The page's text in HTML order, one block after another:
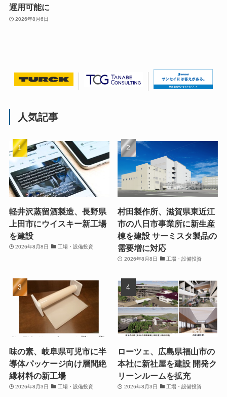
運用可能に
2026年8月6日
人気記事
軽井沢蒸留酒製造、長野県
上田市にウイスキー新工場
を建設
2026年8月8日 工場・設備投資
村田製作所、滋賀県東近江
市の八日市事業所に新生産
棟を建設 サーミスタ製品の
需要増に対応
2026年8月8日 工場・設備投資
味の素、岐阜県可児市に半
導体パッケージ向け層間絶
縁材料の新工場
2026年8月3日 工場・設備投資
ローツェ、広島県福山市の
本社に新社屋を建設 開発ク
リーンルームを拡充
2026年8月3日 工場・設備投資